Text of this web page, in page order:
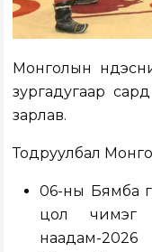
Монголын
зургадугаар
зарлав.
Тодруулбал
06-ны Бямба
цол чимэг
наадам-2026